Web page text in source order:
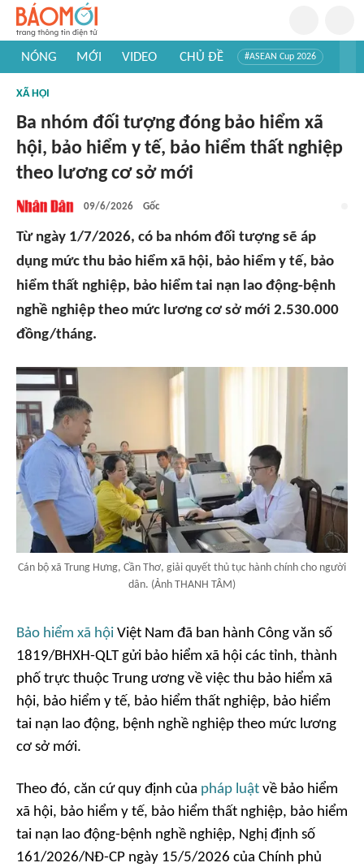
NÓNG MỚI VIDEO CHỦ ĐỀ #ASEAN Cup 2026
#Khám phá thế giới
XÃ HỘI
Ba nhóm đối tượng đóng bảo hiểm xã
hội, bảo hiểm y tế, bảo hiểm thất nghiệp
theo lương cơ sở mới
09/6/2026 Gốc
Từ ngày 1/7/2026, có ba nhóm đối tượng sẽ áp
dụng mức thu bảo hiểm xã hội, bảo hiểm y tế, bảo
hiểm thất nghiệp, bảo hiểm tai nạn lao động-bệnh
nghề nghiệp theo mức lương cơ sở mới 2.530.000
đồng/tháng.
Cán bộ xã Trung Hưng, Cần Thơ, giải quyết thủ tục hành chính cho người
dân. (Ảnh THANH TÂM)
Bảo hiểm xã hội Việt Nam đã ban hành Công văn số
1819/BHXH-QLT gửi bảo hiểm xã hội các tỉnh, thành
phố trực thuộc Trung ương về việc thu bảo hiểm xã
hội, bảo hiểm y tế, bảo hiểm thất nghiệp, bảo hiểm
tai nạn lao động, bệnh nghề nghiệp theo mức lương
cơ sở mới.
Theo đó, căn cứ quy định của pháp luật về bảo hiểm
xã hội, bảo hiểm y tế, bảo hiểm thất nghiệp, bảo hiểm
tai nạn lao động-bệnh nghề nghiệp, Nghị định số
161/2026/NĐ-CP ngày 15/5/2026 của Chính phủ